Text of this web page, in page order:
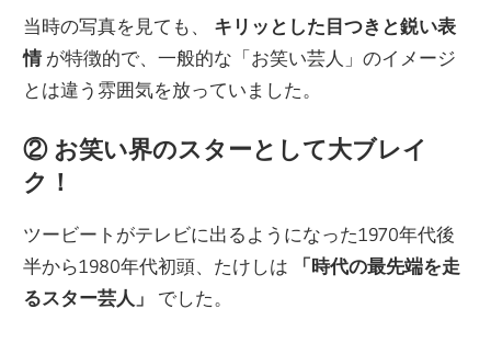
当時の写真を見ても、 キリッとした目つきと鋭い表
情 が特徴的で、一般的な「お笑い芸人」のイメージ
とは違う雰囲気を放っていました。
② お笑い界のスターとして大ブレイ
ク！
ツービートがテレビに出るようになった1970年代後
半から1980年代初頭、たけしは
「時代の最先端を走
るスター芸人」
でした。